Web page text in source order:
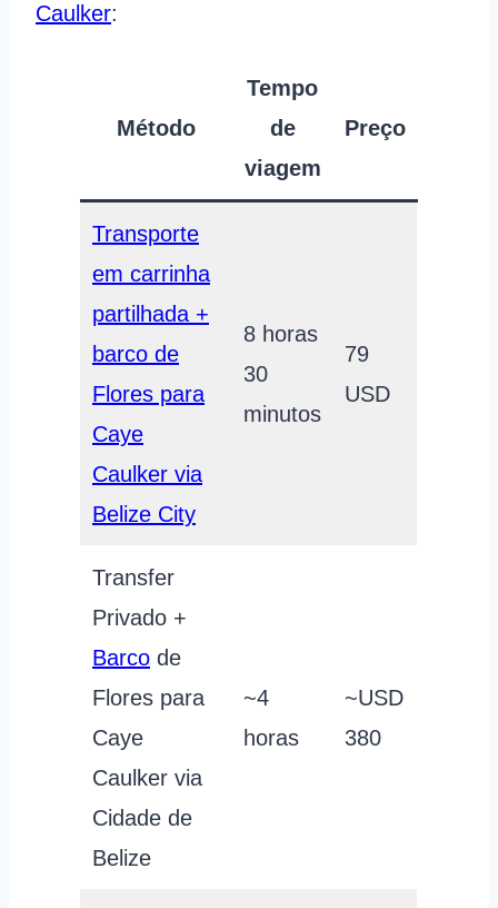
Caulker:
Método
Tempo
de
viagem
Preço
Transporte
em carrinha
partilhada +
barco de
Flores para
Caye
Caulker via
Belize City
8 horas
30
minutos
79
USD
Transfer
Privado +
Barco de
Flores para
Caye
Caulker via
Cidade de
Belize
~4
horas
~USD
380